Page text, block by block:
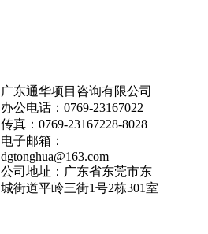
广东通华项目咨询有限公司
办公电话：0769-23167022
传真：0769-23167228-8028
电子邮箱：
dgtonghua@163.com
公司地址：广东省东莞市东
城街道平岭三街1号2栋301室